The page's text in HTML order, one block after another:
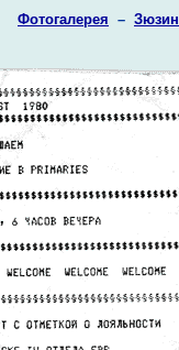
Фотогалерея –